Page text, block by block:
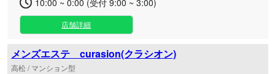
10:00 ~ 0:00 (受付 9:00 ~ 3:00)
店舗詳細
メンズエステ curasion(クラシオン)
高松 / マンション型